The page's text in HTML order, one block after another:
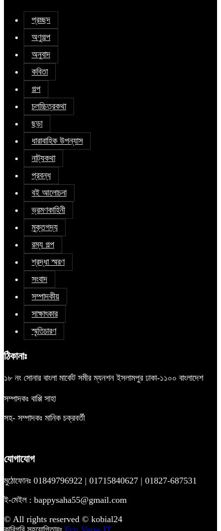
প্রচ্ছদ
অণুগল্প
অনুবাদ
কবিতা
গল্প
চলচ্চিত্রকথা
ছড়া
ধারাবাহিক উপন্যাস
নাট্যকথা
প্রবন্ধ
বই আলোচনা
ভ্রমণকাহিনী
মুক্তগদ্য
রম্য গল্প
শ্রদ্ধা স্মরণ
সংবাদ
সম্পাদকীয়
সাক্ষাৎকার
স্মৃতিচারণ
ঠিকানাঃ
১৮ নং সোনার বাংলা মার্কেট সমীর ম্যনশন ইসলামপুর ঢাকা-১১০০ বাংলাদেশ
সম্পাদকঃ বাপ্পি সাহা
সহ- সম্পাদকঃ মানিক চক্রবর্তী
যোগাযোগ
মুঠোফোনঃ 01849796922 | 01715840627 | 01827-687531
ই-মেইল : bappysaha55@gmail.com
© All rights reserved © kobial24